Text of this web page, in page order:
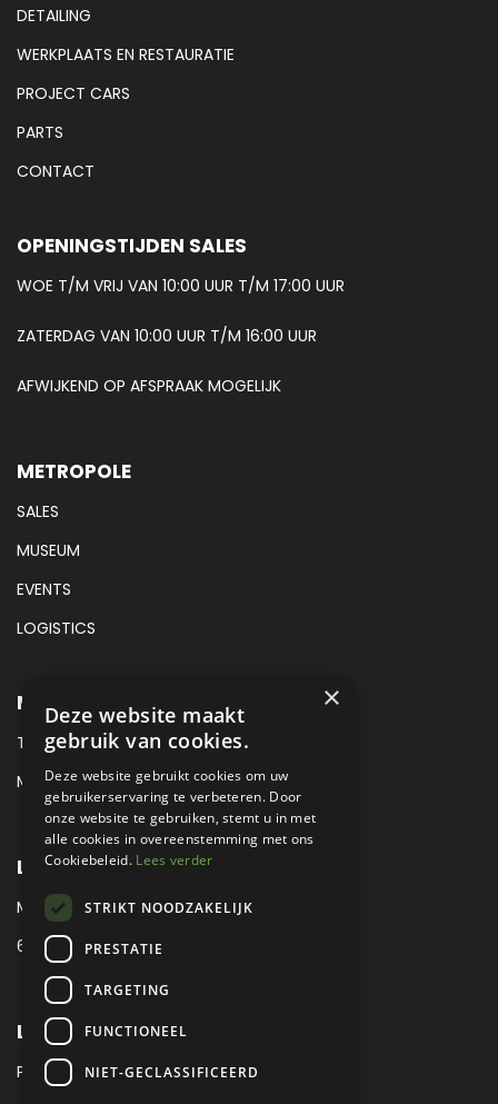
DETAILING
WERKPLAATS EN RESTAURATIE
PROJECT CARS
PARTS
CONTACT
OPENINGSTIJDEN SALES
WOE T/M VRIJ VAN 10:00 UUR T/M 17:00 UUR
ZATERDAG VAN 10:00 UUR T/M 16:00 UUR
AFWIJKEND OP AFSPRAAK MOGELIJK
METROPOLE
SALES
MUSEUM
EVENTS
LOGISTICS
METROPOLE SALES CONTACT
TEL:+31 (0) 88 425 94 00
MAIL:SALES@METROPOLE.NL
LOCATIE
MEUBELLAAN 1 / VIA ENZO FERRARI
6651 KV DRUTEN / THE NETHERLANDS
LEGAL
PRIVACY VERKLARING
×
Deze website maakt
gebruik van cookies.
Deze website gebruikt cookies om uw
gebruikerservaring te verbeteren. Door
onze website te gebruiken, stemt u in met
alle cookies in overeenstemming met ons
Cookiebeleid. Lees verder
STRIKT NOODZAKELIJK
PRESTATIE
TARGETING
FUNCTIONEEL
NIET-GECLASSIFICEERD